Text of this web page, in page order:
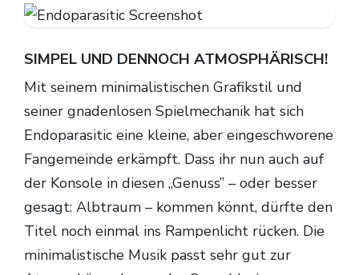
SIMPEL UND DENNOCH ATMOSPHÄRISCH!
Mit seinem minimalistischen Grafikstil und
seiner gnadenlosen Spielmechanik hat sich
Endoparasitic eine kleine, aber eingeschworene
Fangemeinde erkämpft. Dass ihr nun auch auf
der Konsole in diesen „Genuss” – oder besser
gesagt: Albtraum – kommen könnt, dürfte den
Titel noch einmal ins Rampenlicht rücken. Die
minimalistische Musik passt sehr gut zur